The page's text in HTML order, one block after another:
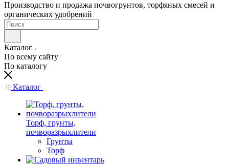
Производство и продажа почвогрунтов, торфяных смесей и
органических удобрений
Каталог
По всему сайту
По каталогу
Каталог
Торф, грунты,
почворазрыхлители
Грунты
Торф